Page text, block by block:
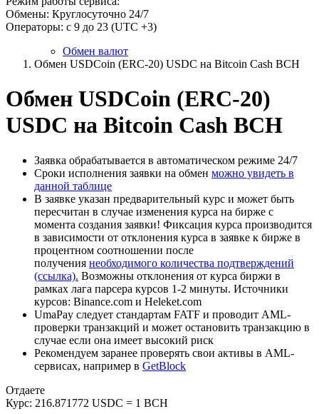
Обмены: Круглосуточно 24/7
Операторы: с 9 до 23 (UTC +3)
Обмен валют
Обмен USDCoin (ERC-20) USDC на Bitcoin Cash BCH
Обмен USDCoin (ERC-20)
USDC на Bitcoin Cash BCH
Заявка обрабатывается в автоматическом режиме 24/7
Сроки исполнения заявки на обмен можно увидеть в
данной таблице
В заявке указан предварительный курс и может быть
пересчитан в случае изменения курса на бирже с
момента создания заявки! Фиксация курса производится
в зависимости от отклонения курса в заявке к бирже в
процентном соотношении после
получения необходимого количества подтверждений
(ссылка). Возможны отклонения от курса биржи в
рамках лага парсера курсов 1-2 минуты. Источники
курсов: Binance.com и Heleket.com
UmaPay следует стандартам FATF и проводит AML-
проверки транзакций и может остановить транзакцию в
случае если она имеет высокий риск
Рекомендуем заранее проверять свои активы в AML-
сервисах, например в GetBlock
Отдаете
Курс: 216.871772 USDC = 1 BCH